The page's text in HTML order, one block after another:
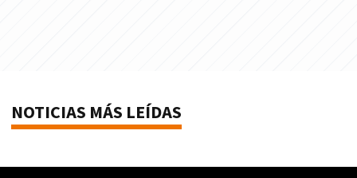
NOTICIAS MÁS LEÍDAS